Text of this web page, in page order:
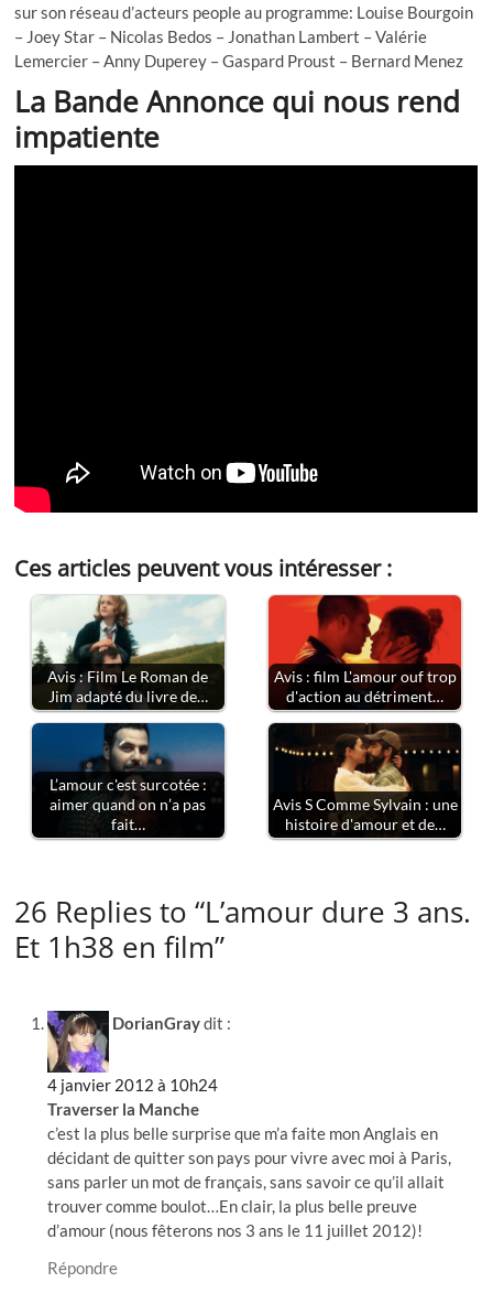
sur son réseau d’acteurs people au programme: Louise Bourgoin
– Joey Star – Nicolas Bedos – Jonathan Lambert – Valérie
Lemercier – Anny Duperey – Gaspard Proust – Bernard Menez
La Bande Annonce qui nous rend
impatiente
Ces articles peuvent vous intéresser :
Avis : Film Le Roman de
Jim adapté du livre de…
Avis : film L'amour ouf trop
d'action au détriment…
L’amour c'est surcotée :
aimer quand on n’a pas
fait…
Avis S Comme Sylvain : une
histoire d'amour et de…
26 Replies to “L’amour dure 3 ans.
Et 1h38 en film”
DorianGraydit :
4 janvier 2012 à 10h24
Traverser la Manche
c’est la plus belle surprise que m’a faite mon Anglais en
décidant de quitter son pays pour vivre avec moi à Paris,
sans parler un mot de français, sans savoir ce qu’il allait
trouver comme boulot…En clair, la plus belle preuve
d’amour (nous fêterons nos 3 ans le 11 juillet 2012)!
Répondre